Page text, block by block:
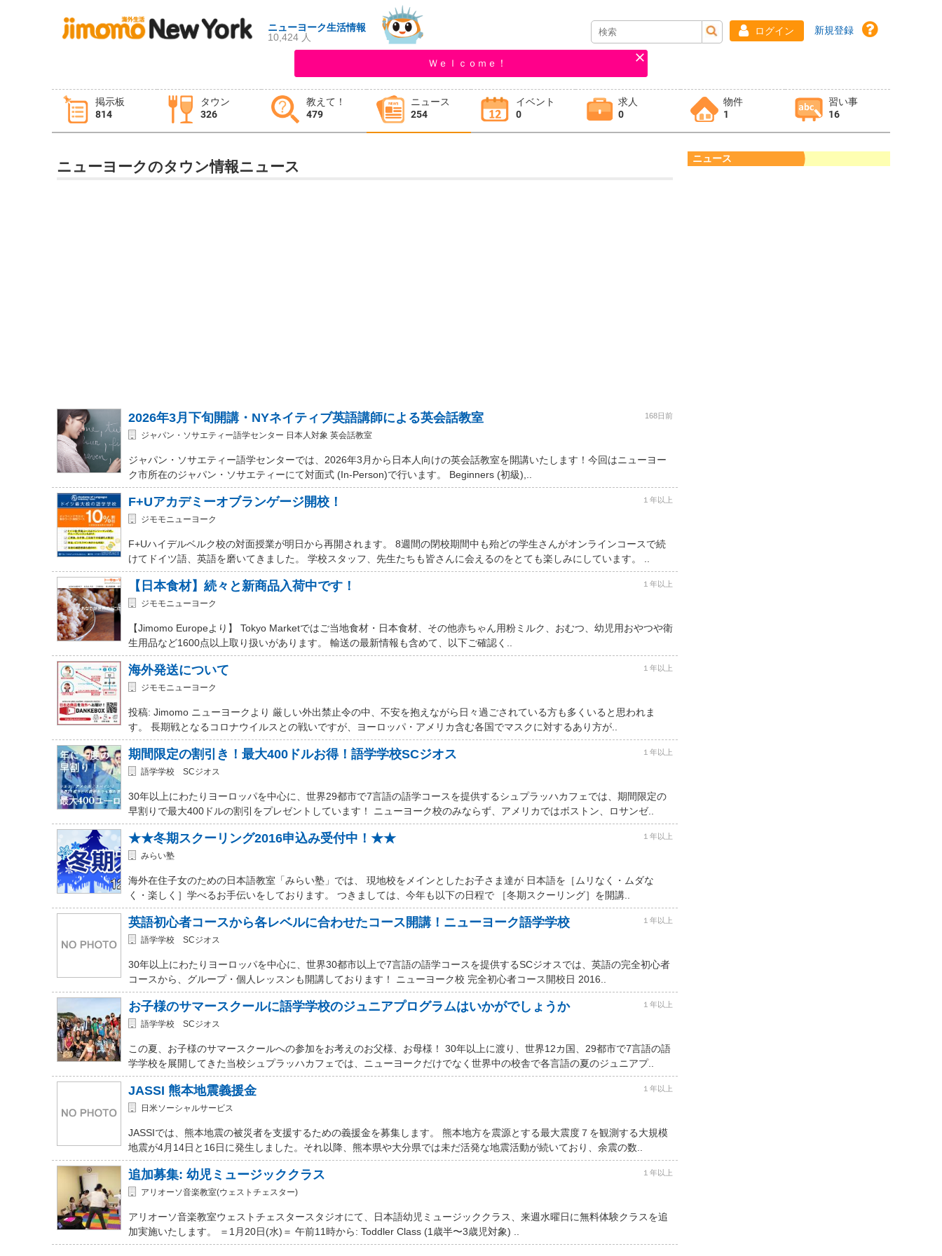
ニューヨーク生活情報
10,424 人
ログイン 新規登録
Ｗｅｌｃｏｍｅ！
掲示板
814
タウン
326
教えて！
479
ニュース
254
イベント
0
求人
0
物件
1
習い事
16
タウン情報
イベント 求人
ニューヨークのタウン情報ニュース
2026年3月下旬開講・NYネイティブ英語講師による英会話教室 168日前
ジャパン・ソサエティー語学センター 日本人対象 英会話教室
ジャパン・ソサエティー語学センターでは、2026年3月から日本人向けの英会話教室を開講いたします！今回はニューヨー
ク市所在のジャパン・ソサエティーにて対面式 (In-Person)で行います。 Beginners (初級),..
F+Uアカデミーオブランゲージ開校！ １年以上
ジモモニューヨーク
F+Uハイデルベルク校の対面授業が明日から再開されます。 8週間の閉校期間中も殆どの学生さんがオンラインコースで続
けてドイツ語、英語を磨いてきました。 学校スタッフ、先生たちも皆さんに会えるのをとても楽しみにしています。 ..
【日本食材】続々と新商品入荷中です！ １年以上
ジモモニューヨーク
【Jimomo Europeより】 Tokyo Marketではご当地食材・日本食材、その他赤ちゃん用粉ミルク、おむつ、幼児用おやつや衛
生用品など1600点以上取り扱いがあります。 輸送の最新情報も含めて、以下ご確認く..
海外発送について １年以上
ジモモニューヨーク
投稿: Jimomo ニューヨークより 厳しい外出禁止令の中、不安を抱えながら日々過ごされている方も多くいると思われま
す。 長期戦となるコロナウイルスとの戦いですが、ヨーロッパ・アメリカ含む各国でマスクに対するあり方が..
期間限定の割引き！最大400ドルお得！語学学校SCジオス １年以上
語学学校 SCジオス
30年以上にわたりヨーロッパを中心に、世界29都市で7言語の語学コースを提供するシュプラッハカフェでは、期間限定の
早割りで最大400ドルの割引をプレゼントしています！ ニューヨーク校のみならず、アメリカではボストン、ロサンゼ..
★★冬期スクーリング2016申込み受付中！★★ １年以上
みらい塾
海外在住子女のための日本語教室「みらい塾」では、 現地校をメインとしたお子さま達が 日本語を［ムリなく・ムダな
く・楽しく］学べるお手伝いをしております。 つきましては、今年も以下の日程で ［冬期スクーリング］を開講..
英語初心者コースから各レベルに合わせたコース開講！ニューヨーク語学学校 １年以上
語学学校 SCジオス
30年以上にわたりヨーロッパを中心に、世界30都市以上で7言語の語学コースを提供するSCジオスでは、英語の完全初心者
コースから、グループ・個人レッスンも開講しております！ ニューヨーク校 完全初心者コース開校日 2016..
お子様のサマースクールに語学学校のジュニアプログラムはいかがでしょうか １年以上
語学学校 SCジオス
この夏、お子様のサマースクールへの参加をお考えのお父様、お母様！ 30年以上に渡り、世界12カ国、29都市で7言語の語
学学校を展開してきた当校シュプラッハカフェでは、ニューヨークだけでなく世界中の校舎で各言語の夏のジュニアプ..
JASSI 熊本地震義援金 １年以上
日米ソーシャルサービス
JASSIでは、熊本地震の被災者を支援するための義援金を募集します。 熊本地方を震源とする最大震度７を観測する大規模
地震が4月14日と16日に発生しました。それ以降、熊本県や大分県では未だ活発な地震活動が続いており、余震の数..
追加募集: 幼児ミュージッククラス １年以上
アリオーソ音楽教室(ウェストチェスター)
アリオーソ音楽教室ウェストチェスタースタジオにて、日本語幼児ミュージッククラス、来週水曜日に無料体験クラスを追
加実施いたします。 ＝1月20日(水)＝ 午前11時から: Toddler Class (1歳半〜3歳児対象) ..
ニュース